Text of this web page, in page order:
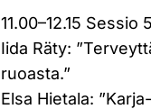
11.00–12.15 Sessio 5
Iida Räty:
ruoasta.”
Elsa Hietala: